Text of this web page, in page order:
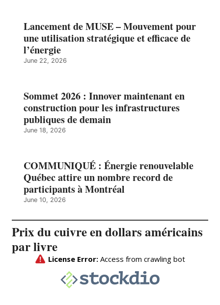
Lancement de MUSE – Mouvement pour
une utilisation stratégique et efficace de
l’énergie
June 22, 2026
Sommet 2026 : Innover maintenant en
construction pour les infrastructures
publiques de demain
June 18, 2026
COMMUNIQUÉ : Énergie renouvelable
Québec attire un nombre record de
participants à Montréal
June 10, 2026
Prix du cuivre en dollars américains
par livre